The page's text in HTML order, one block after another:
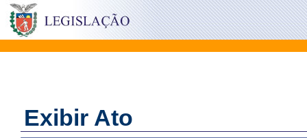
Exibir Ato